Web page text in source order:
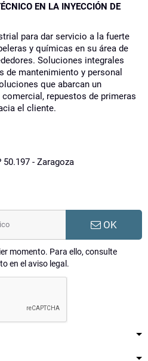
EN LA INYECCIÓN DE
para dar servicio a la fuerte
y químicas en su área de
Soluciones integrales
de mantenimiento y personal
que abarcan un
repuestos de primeras
el cliente.
50.197 - Zaragoza
OK
momento. Para ello, consulte
en el aviso legal.